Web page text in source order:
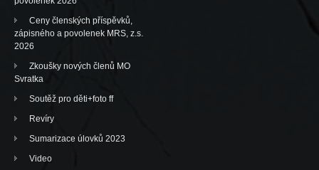
Ceny členských příspěvků,
zápisného a povolenek MRS, z.s.
2026
Zkoušky nových členů MO
Svratka
Soutěž pro děti+foto ff
Revíry
Sumarizace úlovků 2023
Video